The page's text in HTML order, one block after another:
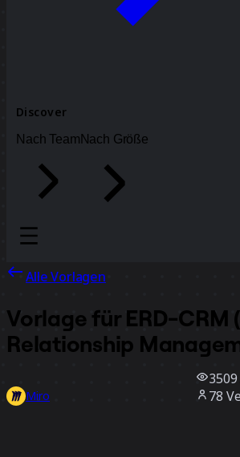
Discover
Nach Team Nach Größe
Alle Vorlagen
Vorlage für ERD-CRM
Relationship
Miro
3509
78